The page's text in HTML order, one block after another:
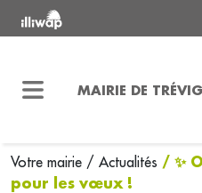
MAIRIE DE
Votre mairie / Actualités / ✨
pour les vœux !